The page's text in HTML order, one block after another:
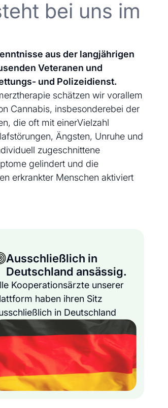
bei uns im
aus der langjährigen
Veteranen und
und Polizeidienst.
schätzen wir vorallem
Cannabis, insbesonderebei der
die oft mit einerVielzahl
Ängsten, Unruhe und
zugeschnittene
gelindert und die
erkrankter Menschen aktiviert
Ausschließlich in
Deutschland ansässig.
Kooperationsärzte unserer
haben ihren Sitz
in Deutschland